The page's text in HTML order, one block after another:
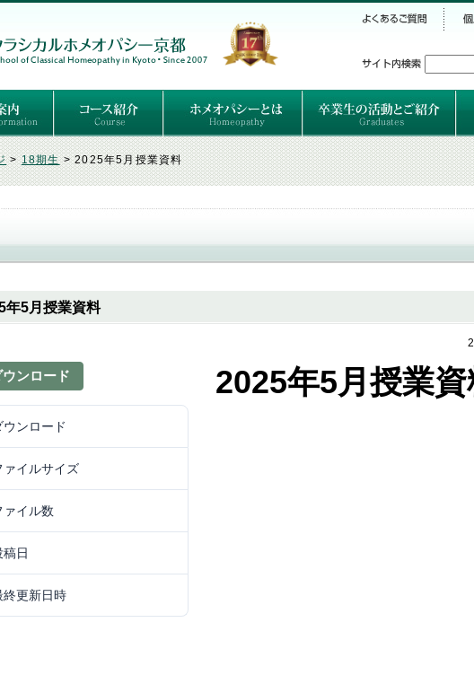
理念
ー
校生活（写真）
質問 はじめてのホメオパシー
セルフケアコース
専門コース（4年制）
専門コース（通信）
専門コース編入制度 ホメオパシーとは
クラシカルホメオパシーとは
オルガノンとは
ハーネマンの人生
ハーネマン以後のホメオパス
レメディの使い方ABC 卒業生のご紹介
卒業生の活動
>18期生>2025年5月授業資料
年5月授業資料
ウンロード
ウンロード
ァイルサイズ
ァイル数
稿日
終更新日時
2025年5月授業資